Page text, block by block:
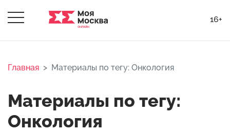
16+
Главная Материалы по тегу: Онкология
Материалы по тегу:
Онкология